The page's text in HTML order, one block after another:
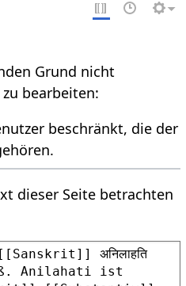
Grund nicht
bearbeiten:
beschränkt, die der
dieser Seite betrachten